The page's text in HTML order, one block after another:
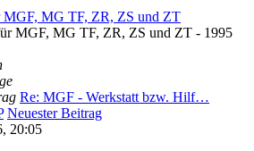
MG TF, ZR, ZS und ZT
MGF, MG TF, ZR, ZS und ZT - 1995
Re: MGF - Werkstatt bzw. Hilf…
Neuester Beitrag
20:05